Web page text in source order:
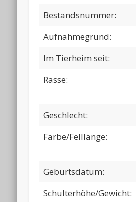
Bestandsnummer:
Aufnahmegrund:
Im Tierheim seit:
Rasse:
Geschlecht:
Farbe/Felllänge:
Geburtsdatum:
Schulterhöhe/Gewicht: